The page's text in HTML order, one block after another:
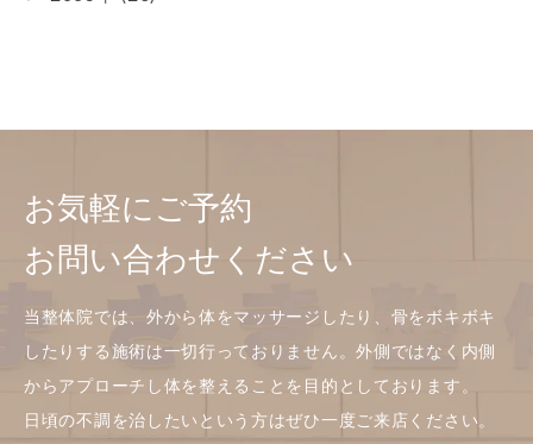
お気軽にご予約
お問い合わせください
当整体院では、外から体をマッサージしたり、骨をボキボキ
したりする施術は一切行っておりません。外側ではなく内側
からアプローチし体を整えることを目的としております。
日頃の不調を治したいという方はぜひ一度ご来店ください。